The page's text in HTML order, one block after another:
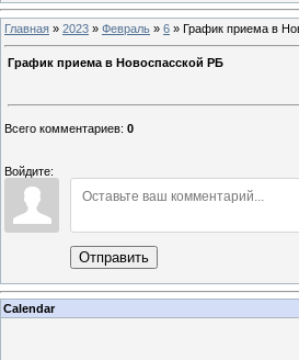
Главная » 2023 » Февраль » 6 » График приема в
График приема в Новоспасской РБ
Всего комментариев: 0
Войдите:
Отправить
Calendar